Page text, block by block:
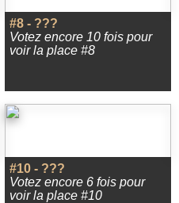
#8 - ???
Votez encore 10 fois pour
voir la place #8
#10 - ???
Votez encore 6 fois pour
voir la place #10